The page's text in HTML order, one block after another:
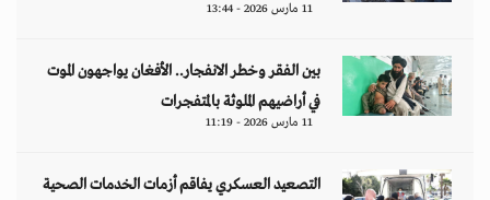
11 مارس 2026 - 13:44
بين الفقر وخطر الانفجار.. الأفغان يواجهون الموت
في أراضيهم الملوثة بالمتفجرات
11 مارس 2026 - 11:19
التصعيد العسكري يفاقم أزمات الخدمات الصحية